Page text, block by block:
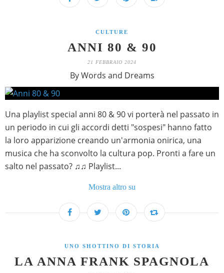
CULTURE
ANNI 80 & 90
21 FEBBRAIO 2024
By Words and Dreams
Una playlist special anni 80 & 90 vi porterà nel passato in
un periodo in cui gli accordi detti "sospesi" hanno fatto
la loro apparizione creando un'armonia onirica, una
musica che ha sconvolto la cultura pop. Pronti a fare un
salto nel passato? ♫♫ Playlist...
Mostra altro su
UNO SHOTTINO DI STORIA
LA ANNA FRANK SPAGNOLA